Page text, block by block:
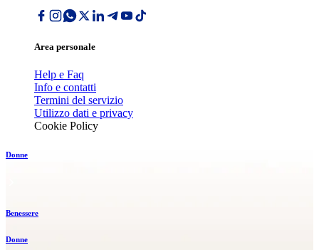
Area personale
Help e Faq
Info e contatti
Termini del servizio
Utilizzo dati e privacy
Cookie Policy
Donne
Benessere
Donne